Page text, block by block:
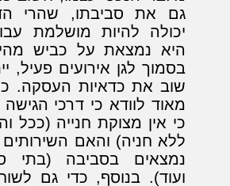
גם את סביבתו, שהרי
יכולה להיות מושלמת
היא נמצאת על כביש
בסמוך לגן אירועים פעיל,
שוב את כדאיות העסקה.
מאוד לוודא כי דרכי הגישה
כי אין מצוקת חנייה (ככל
ללא חניה) והאם השירותים
נמצאים בסביבה (בתי
ועוד). בנוסף, כדי גם